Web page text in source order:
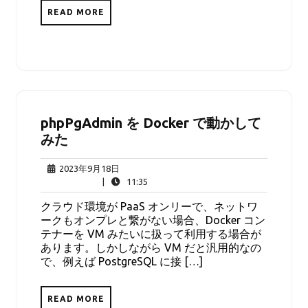
READ MORE
phpPgAdmin を Docker で動かして
みた
2023年9月18日
年
9
月
18
日
11:35
クラウド環境が PaaS オンリーで、ネットワ
ークもオンプレと繋がない場合、Docker コン
テナーを VM みたいに扱って利用する場合が
あります。しかしながら VM だと汎用的なの
で、例えば PostgreSQL に接 […]
READ MORE